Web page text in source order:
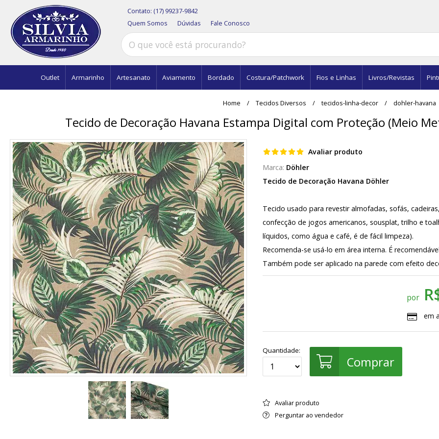
Contato: (17) 99237-9842
Quem Somos
Dúvidas Fale Conosco
Outlet Armarinho Artesanato Aviamento Bordado Costura/Patchwork Fios e Linhas Livros/Revistas
Home Tecidos Diversos tecidos-linha-decor dohler-havana
Tecido de Decoração Havana Estampa Digital com Proteção (Meio
Avaliar produto
Döhler
Tecido de Decoração Havana Döhler
Tecido usado para revestir almofadas, sofás,
confecção de jogos americanos, sousplat, trilho e
líquidos, como água e café, é de fácil limpeza).
Recomenda-se usá-lo em área interna. É
Também pode ser aplicado na parede com efeito
por
em
Quantidade:
Comprar
Avaliar produto
Perguntar ao vendedor